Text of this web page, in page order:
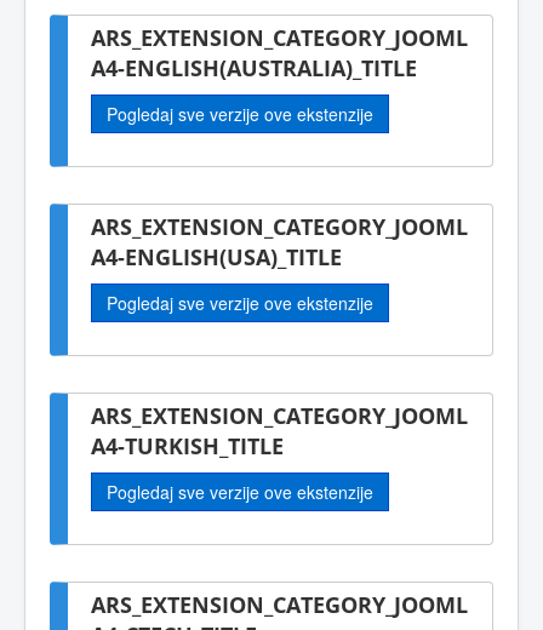
ARS_EXTENSION_CATEGORY_JOOML
A4-ENGLISH(AUSTRALIA)_TITLE
Pogledaj sve verzije ove ekstenzije
ARS_EXTENSION_CATEGORY_JOOML
A4-ENGLISH(USA)_TITLE
Pogledaj sve verzije ove ekstenzije
ARS_EXTENSION_CATEGORY_JOOML
A4-TURKISH_TITLE
Pogledaj sve verzije ove ekstenzije
ARS_EXTENSION_CATEGORY_JOOML